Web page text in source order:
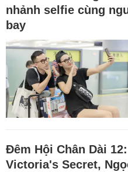
nhảnh selfie cùng
bay
Đêm Hội Chân Dài
Victoria's Secret,